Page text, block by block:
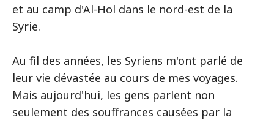
et au camp d'Al-Hol dans le nord-est de la
Syrie.
Au fil des années, les Syriens m'ont parlé de
leur vie dévastée au cours de mes voyages.
Mais aujourd'hui, les gens parlent non
seulement des souffrances causées par la